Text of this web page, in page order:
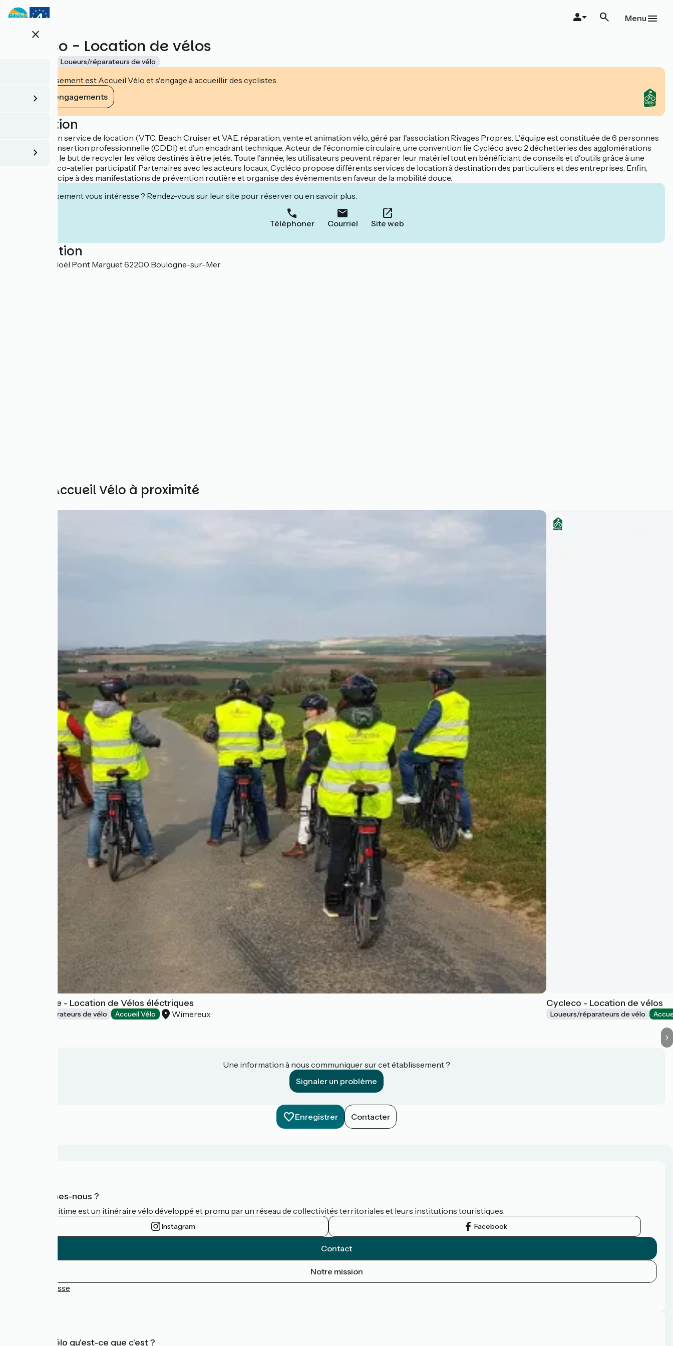
Aller
au
principalclose
Menu
Cycleco - Location de vélos
Loueurs/réparateurs de vélo
Cet établissement est Accueil Vélo et s'engage à accueillir des cyclistes.
Voir ses engagements
Description
Cycléco est un service de location (VTC, Beach Cruiser et VAE, réparation, vente et animation vélo, géré par l'association Rivages Propres. L'équipe est constituée de 6 personnes
en contrat d'insertion professionnelle (CDDI) et d'un encadrant technique. Acteur de l'économie circulaire, une convention lie Cycléco avec 2 déchetteries des agglomérations
voisines dans le but de recycler les vélos destinés à être jetés. Toute l'année, les utilisateurs peuvent réparer leur matériel tout en bénéficiant de conseils et d'outils grâce à une
adhésion à l'éco-atelier participatif. Partenaires avec les acteurs locaux, Cycléco propose différents services de location à destination des particuliers et des entreprises. Enfin,
Cycléco participe à des manifestations de prévention routière et organise des évènements en faveur de la mobilité douce.
Cet établissement vous intéresse ? Rendez-vous sur leur site pour réserver ou en savoir plus.
Téléphoner Courriel Site web
Localisation
Forum Jean Noël Pont Marguet 62200 Boulogne-sur-Mer
Autres Accueil Vélo à proximité
Vélo d'Opale - Location de Vélos éléctriques
Loueurs/réparateurs de vélo Accueil Vélo Wimereux
Cycleco - Location de vélos
Loueurs/réparateurs de vélo
Une information à nous communiquer sur cet établissement ?
Signaler un problème
Enregistrer Contacter
Qui sommes-nous ?
La Vélomaritime est un itinéraire vélo développé et promu par un réseau de collectivités territoriales et leurs institutions touristiques.
Instagram Facebook
Contact
Notre mission
Espace Presse
Accueil Vélo qu'est-ce que c'est ?